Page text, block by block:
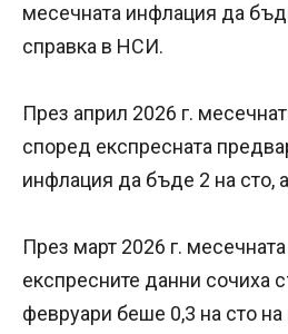
месечната инфлация да
справка в НСИ.
През април 2026 г.
според експресната
инфлация да бъде 2 на сто,
През март 2026 г.
експресните данни сочиха
февруари беше 0,3 на сто на